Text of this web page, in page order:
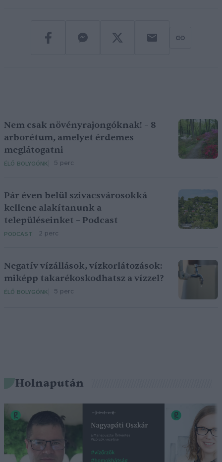
Nem csak növényrajongóknak! – 8
arborétum, amelyet érdemes
meglátogatni
ÉLŐ BOLYGÓNK 5 perc
Pár éven belül szivacsvárosokká
kellene alakítanunk a
településeinket – Podcast
PODCAST 2 perc
Negatív vízállások, vízkorlátozások:
miképp takarékoskodhatsz a vízzel?
ÉLŐ BOLYGÓNK 5 perc
Holnapután